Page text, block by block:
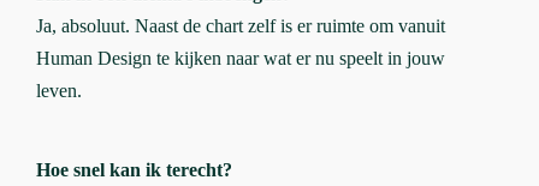
Ja, absoluut. Naast de chart zelf is er ruimte om vanuit
Human Design te kijken naar wat er nu speelt in jouw
leven.
Hoe snel kan ik terecht?